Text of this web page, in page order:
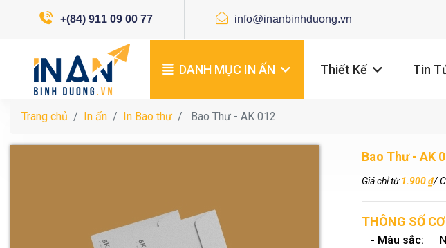
+(84) 911 09 00 77 info@inanbinhduong.vn
DANH MỤC IN ẤN Thiết Kế Tin
Trang chủ In ấn In Bao thư Bao Thư - AK 012
Bao Thư - AK
Giá chỉ từ1.900 ₫/
THÔNG SỐ
- Màu sắc: